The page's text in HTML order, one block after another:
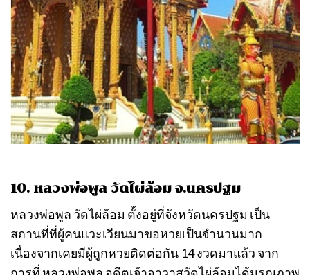
10. หลวงพ่อพูล วัดไผ่ล้อม จ.นครปฐม
หลวงพ่อพูล วัดไผ่ล้อม ตั้งอยู่ที่จังหวัดนครปฐม เป็น
สถานที่ที่ผู้คนแวะเวียนมาขอหวยเป็นจำนวนมาก
เนื่องจากเคยมีผู้ถูกหวยติดต่อกัน 14 งวดมาแล้ว จาก
การที่ หลวงพ่อพูล อดีตเจ้าอาวาสวัดไผ่ล้อมได้มรณภาพ